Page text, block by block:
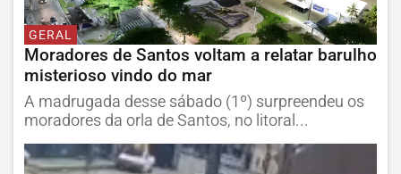
GERAL
Moradores de Santos voltam a relatar barulho
misterioso vindo do mar
A madrugada desse sábado (1º) surpreendeu os
moradores da orla de Santos, no litoral...